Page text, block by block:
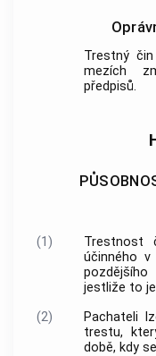
Trestný čin
mezích
předpisů.
(1)
Trestnost
účinného
jestliže to
(2)
Pachateli
trestu,
době, kdy